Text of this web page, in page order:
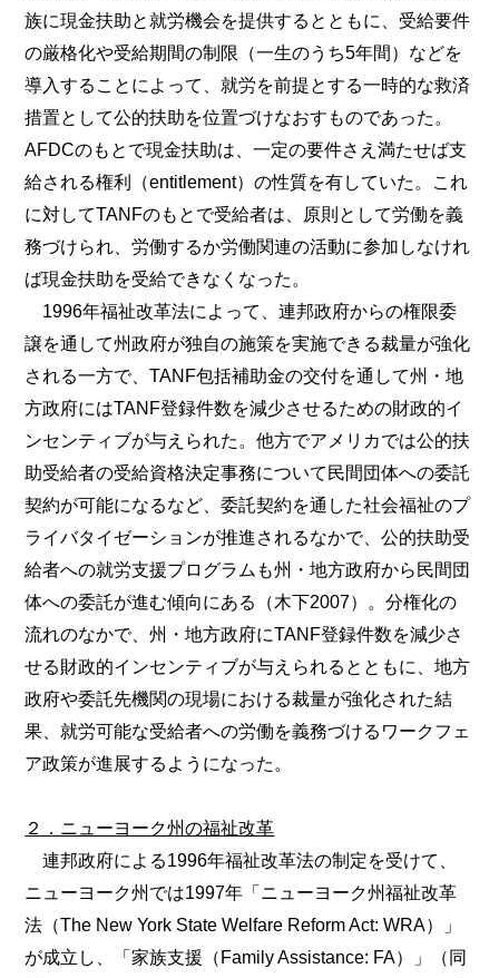
族に現金扶助と就労機会を提供するとともに、受給要件
の厳格化や受給期間の制限（一生のうち5年間）などを
導入することによって、就労を前提とする一時的な救済
措置として公的扶助を位置づけなおすものであった。
AFDCのもとで現金扶助は、一定の要件さえ満たせば支
給される権利（entitlement）の性質を有していた。これ
に対してTANFのもとで受給者は、原則として労働を義
務づけられ、労働するか労働関連の活動に参加しなけれ
ば現金扶助を受給できなくなった。
1996年福祉改革法によって、連邦政府からの権限委
譲を通して州政府が独自の施策を実施できる裁量が強化
される一方で、TANF包括補助金の交付を通して州・地
方政府にはTANF登録件数を減少させるための財政的イ
ンセンティブが与えられた。他方でアメリカでは公的扶
助受給者の受給資格決定事務について民間団体への委託
契約が可能になるなど、委託契約を通した社会福祉のプ
ライバタイゼーションが推進されるなかで、公的扶助受
給者への就労支援プログラムも州・地方政府から民間団
体への委託が進む傾向にある（木下2007）。分権化の
流れのなかで、州・地方政府にTANF登録件数を減少さ
せる財政的インセンティブが与えられるとともに、地方
政府や委託先機関の現場における裁量が強化された結
果、就労可能な受給者への労働を義務づけるワークフェ
ア政策が進展するようになった。
２．ニューヨーク州の福祉改革
連邦政府による1996年福祉改革法の制定を受けて、
ニューヨーク州では1997年「ニューヨーク州福祉改革
法（The New York State Welfare Reform Act: WRA）」
が成立し、「家族支援（Family Assistance: FA）」（同